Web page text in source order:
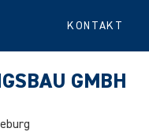
KONTAKT
GMBH